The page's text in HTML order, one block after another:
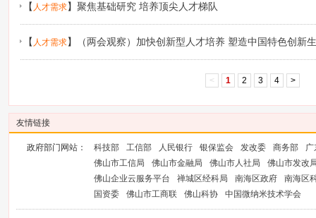
【 人才需求】 聚焦基础研究 培养顶尖人才梯队
【 人才需求】 （两会观察）加快创新型人才培养 塑造中国特色创新
< 1 2 3 4 >
友情链接
政府部门网站： 科技部 工信部 人民银行 银保监会 发改委 商务部
广
佛山市工信局
佛山市金融局 佛山市人社局
佛山市发改
佛山企业云服务平台
禅城区经科局 南海区政府
南海区
国资委
佛山市工商联 佛山科协 中国微纳米技术学会